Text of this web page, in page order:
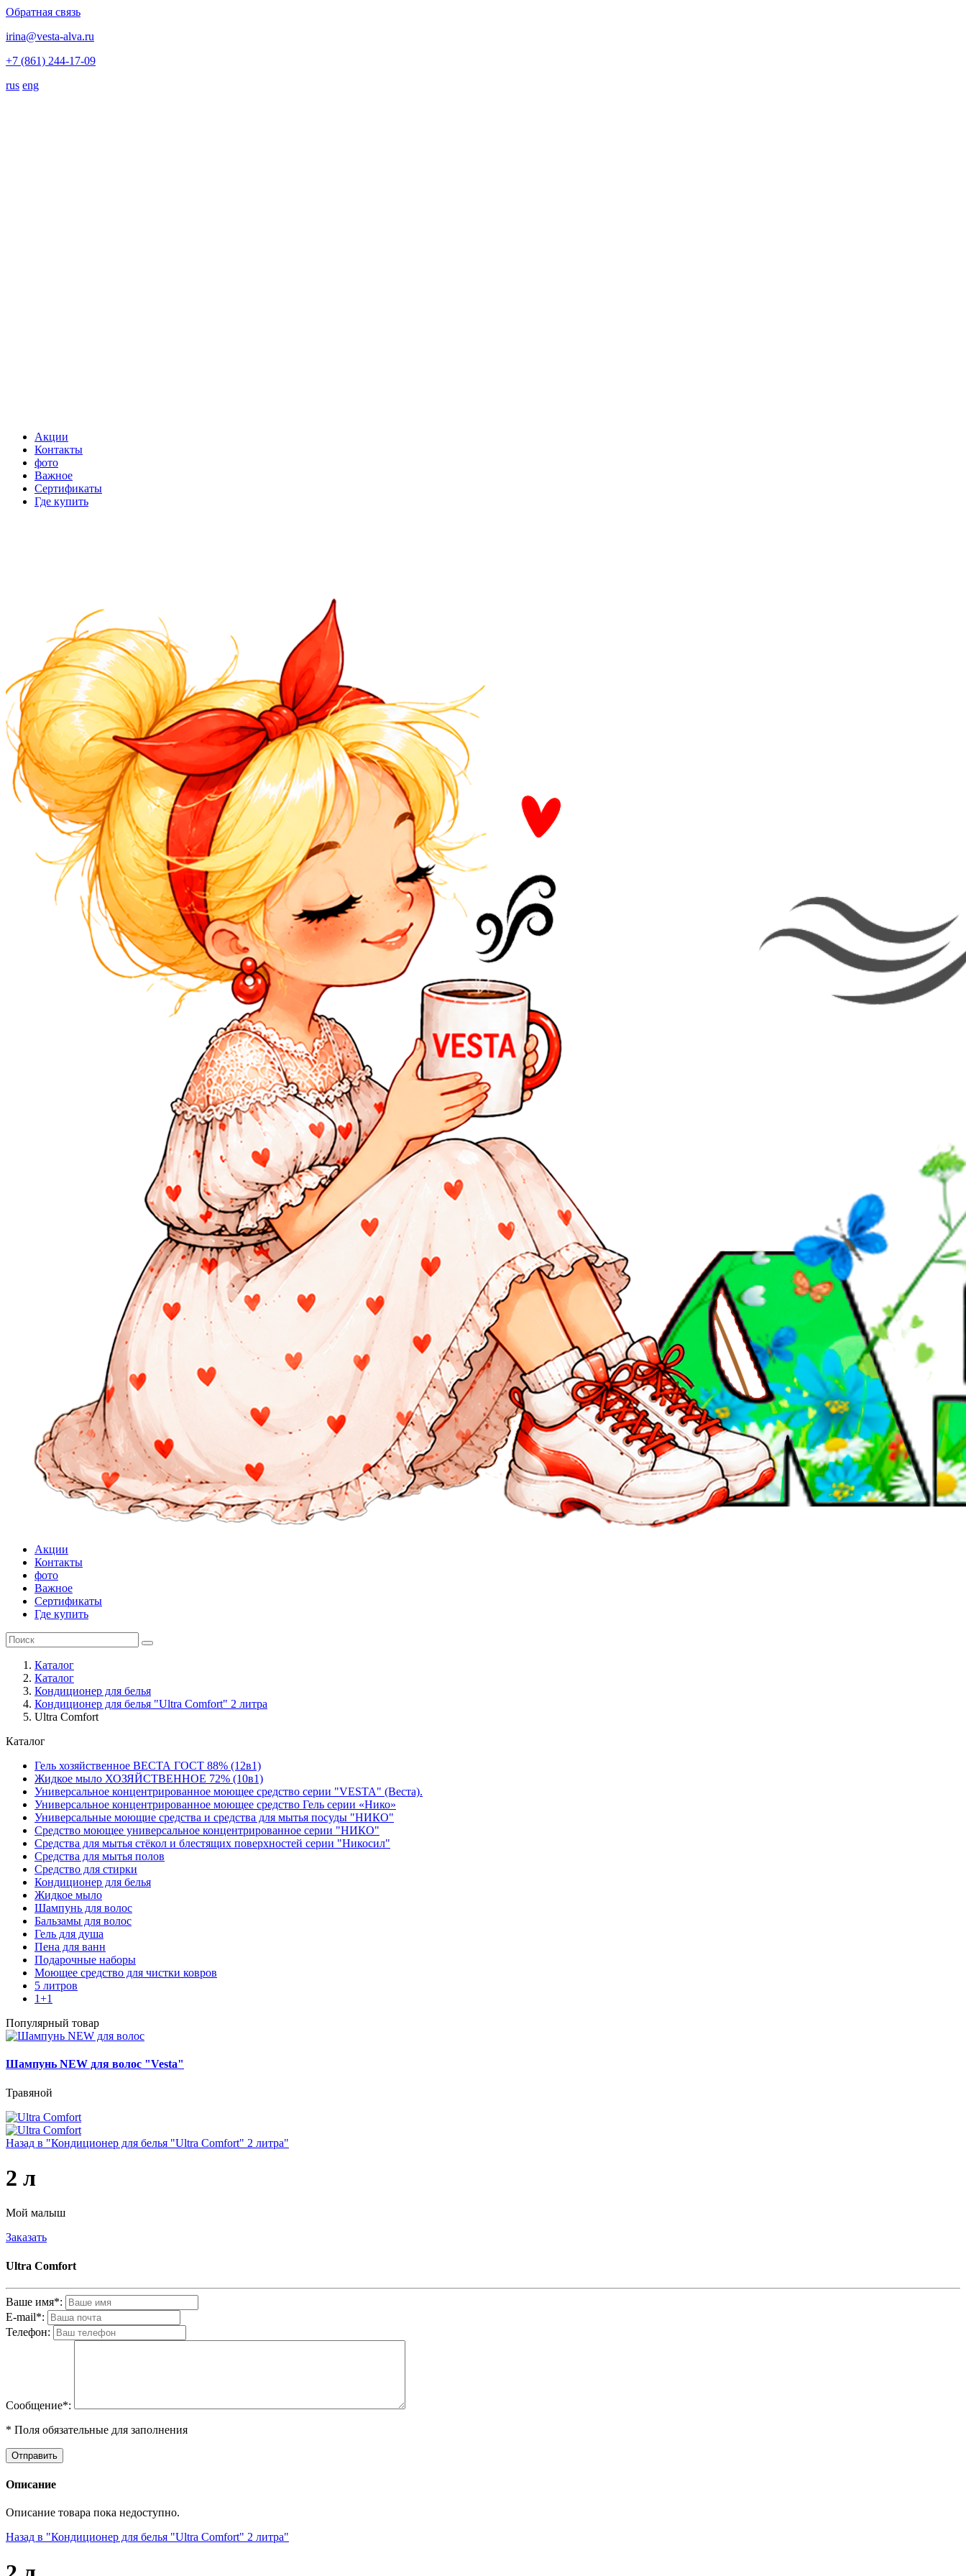
Обратная связь
irina@vesta-alva.ru
+7 (861) 244-17-09
rus eng
Акции
Контакты
фото
Важное
Сертификаты
Где купить
Акции
Контакты
фото
Важное
Сертификаты
Где купить
Каталог
Каталог
Кондиционер для белья
Кондиционер для белья "Ultra Comfort" 2 литра
Ultra Comfort
Каталог
Гель хозяйственное ВЕСТА ГОСТ 88% (12в1)
Жидкое мыло ХОЗЯЙСТВЕННОЕ 72% (10в1)
Универсальное концентрированное моющее средство серии "VESTA" (Веста).
Универсальное концентрированное моющее средство Гель серии «Нико»
Универсальные моющие средства и средства для мытья посуды "НИКО"
Средство моющее универсальное концентрированное серии "НИКО"
Средства для мытья стёкол и блестящих поверхностей серии "Никосил"
Средства для мытья полов
Средство для стирки
Кондиционер для белья
Жидкое мыло
Шампунь для волос
Бальзамы для волос
Гель для душа
Пена для ванн
Подарочные наборы
Моющее средство для чистки ковров
5 литров
1+1
Популярный товар
Шампунь NEW для волос "Vesta"
Травяной
Назад в "Кондиционер для белья "Ultra Comfort" 2 литра"
2 л
Мой малыш
Заказать
Ultra Comfort
Ваше имя*:
E-mail*:
Телефон:
Cообщениe*:
* Поля обязательные для заполнения
Описание
Описание товара пока недоступно.
Назад в "Кондиционер для белья "Ultra Comfort" 2 литра"